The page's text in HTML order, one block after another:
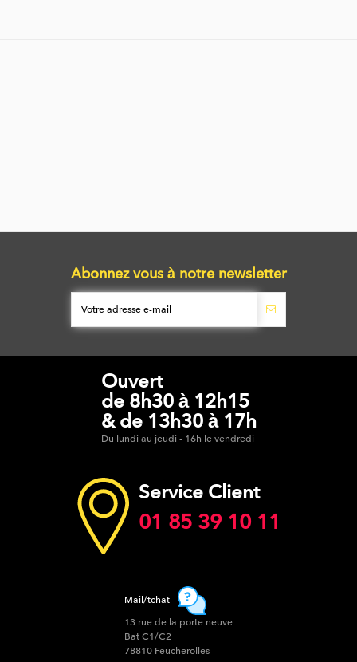
Abonnez vous à notre newsletter
Ouvert
de 8h30 à 12h15
& de 13h30 à 17h
Du lundi au jeudi - 16h le vendredi
Service Client
01 85 39 10 11
Mail/tchat
13 rue de la porte neuve
Bat C1/C2
78810 Feucherolles